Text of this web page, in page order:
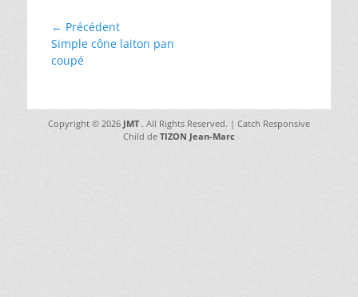
Navigation
de
l’article
← Précédent
Article
précédent :
Simple cône laiton pan
coupé
Copyright © 2026 JMT . All Rights Reserved. | Catch Responsive
Child de TIZON Jean-Marc